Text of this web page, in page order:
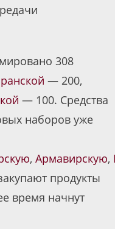
308
— 200,
— 100. Средства
наборов уже
, Армавирскую,
продукты
время начнут